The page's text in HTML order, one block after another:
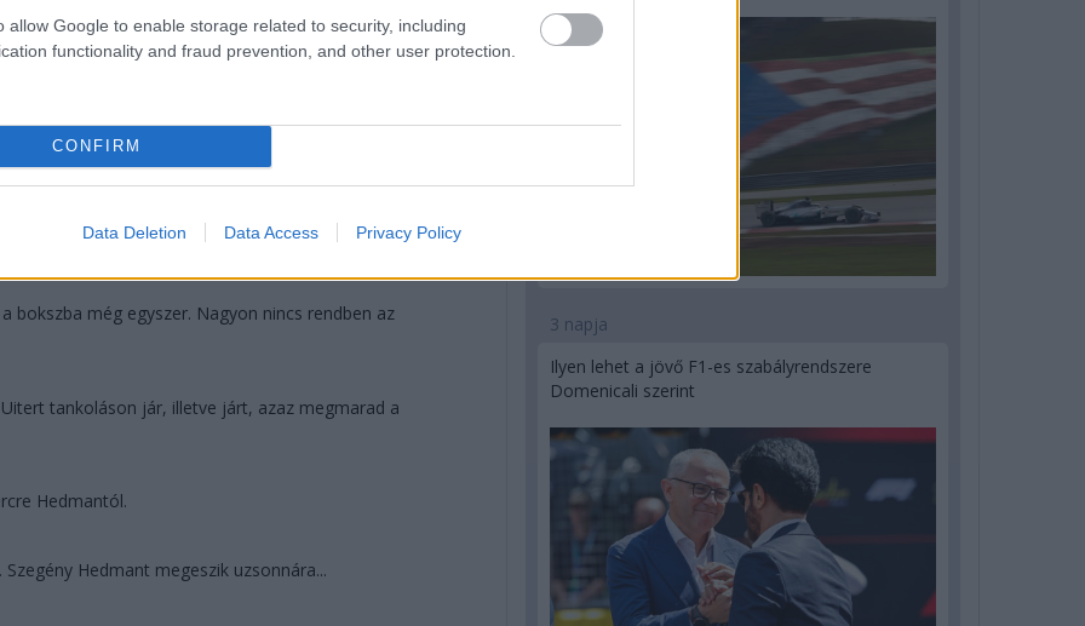
allow Google to enable storage related to security, including
functionality and fraud prevention, and other user protection.
CONFIRM
Data Deletion Data Access Privacy Policy
Igen! Meg hát így egy körrel kevesebbet kell
bokszba még egyszer. Nagyon nincs rendben az
tankoláson jár, illetve járt, azaz megmarad a
Hedmantól.
Hedmant megeszik uzsonnára...
3 napja
Ilyen lehet a jövő F1-es szabályrendszere
Domenicali szerint